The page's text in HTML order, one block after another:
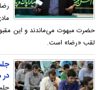
حضرت مبهوت می‌ماندند و این
لقب «رضا» است.